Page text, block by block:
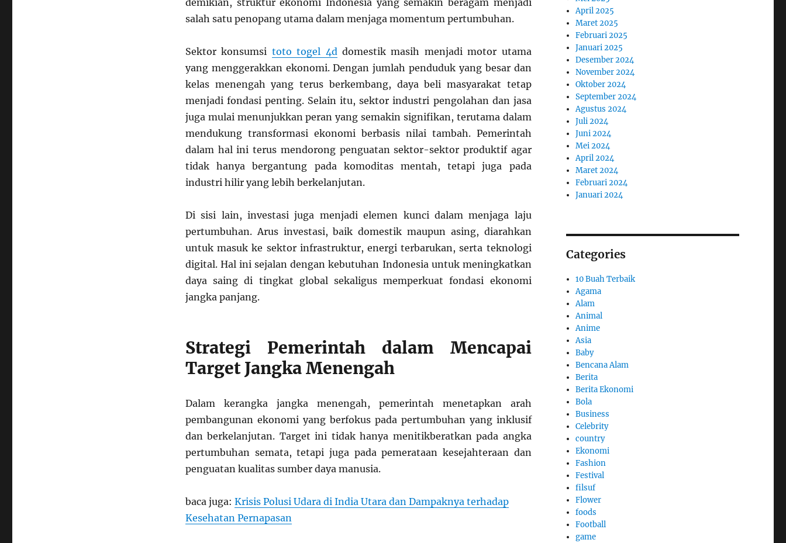
demikian, struktur ekonomi Indonesia yang semakin beragam menjadi
salah satu penopang utama dalam menjaga momentum pertumbuhan.
Sektor konsumsi toto togel 4ddomestik masih menjadi motor utama
yang menggerakkan ekonomi. Dengan jumlah penduduk yang besar dan
kelas menengah yang terus berkembang, daya beli masyarakat tetap
menjadi fondasi penting. Selain itu, sektor industri pengolahan dan jasa
juga mulai menunjukkan peran yang semakin signifikan, terutama dalam
mendukung transformasi ekonomi berbasis nilai tambah. Pemerintah
dalam hal ini terus mendorong penguatan sektor-sektor produktif agar
tidak hanya bergantung pada komoditas mentah, tetapi juga pada
industri hilir yang lebih berkelanjutan.
Di sisi lain, investasi juga menjadi elemen kunci dalam menjaga laju
pertumbuhan. Arus investasi, baik domestik maupun asing, diarahkan
untuk masuk ke sektor infrastruktur, energi terbarukan, serta teknologi
digital. Hal ini sejalan dengan kebutuhan Indonesia untuk meningkatkan
daya saing di tingkat global sekaligus memperkuat fondasi ekonomi
jangka panjang.
Strategi Pemerintah dalam Mencapai
Target Jangka Menengah
Dalam kerangka jangka menengah, pemerintah menetapkan arah
pembangunan ekonomi yang berfokus pada pertumbuhan yang inklusif
dan berkelanjutan. Target ini tidak hanya menitikberatkan pada angka
pertumbuhan semata, tetapi juga pada pemerataan kesejahteraan dan
penguatan kualitas sumber daya manusia.
baca juga: Krisis Polusi Udara di India Utara dan Dampaknya terhadap
Kesehatan Pernapasan
April 2025
Maret 2025
Februari 2025
Januari 2025
Desember 2024
November 2024
Oktober 2024
September 2024
Agustus 2024
Juli 2024
Juni 2024
Mei 2024
April 2024
Maret 2024
Februari 2024
Januari 2024
Categories
10 Buah Terbaik
Agama
Alam
Animal
Anime
Asia
Baby
Bencana Alam
Berita
Berita Ekonomi
Bola
Business
Celebrity
country
Ekonomi
Fashion
Festival
filsuf
Flower
foods
Football
game